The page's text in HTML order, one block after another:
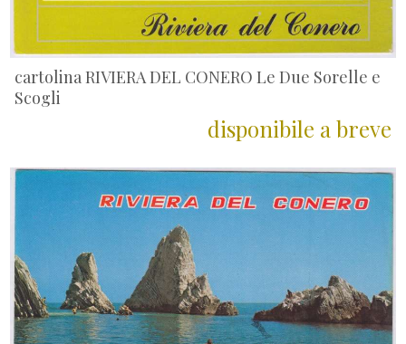
cartolina RIVIERA DEL CONERO Le Due Sorelle e
Scogli
disponibile a breve